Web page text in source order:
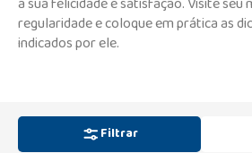
regularidade e coloque em prática as
indicados por ele.
Filtrar